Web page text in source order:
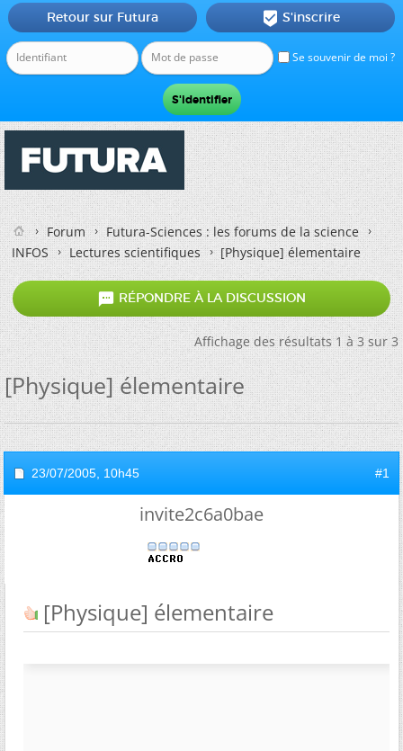
Se souvenir de moi ?
Retour sur Futura  S'inscrire
Forum
Futura-Sciences : les forums de la science
INFOS
Lectures scientifiques [Physique] élementaire
 RÉPONDRE À LA DISCUSSION
Affichage des résultats 1 à 3 sur 3
[Physique] élementaire
23/07/2005, 10h45 #1
invite2c6a0bae
[Physique] élementaire